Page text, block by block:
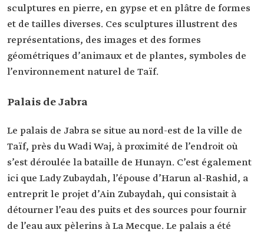
sculptures en pierre, en gypse et en plâtre de formes
et de tailles diverses. Ces sculptures illustrent des
représentations, des images et des formes
géométriques d’animaux et de plantes, symboles de
l’environnement naturel de Taïf.
Palais de Jabra
Le palais de Jabra se situe au nord-est de la ville de
Taïf, près du Wadi Waj, à proximité de l’endroit où
s’est déroulée la bataille de Hunayn. C’est également
ici que Lady Zubaydah, l’épouse d’Harun al-Rashid, a
entreprit le projet d’Ain Zubaydah, qui consistait à
détourner l’eau des puits et des sources pour fournir
de l’eau aux pèlerins à La Mecque. Le palais a été